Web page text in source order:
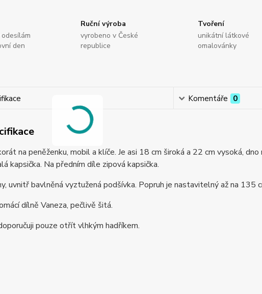
den
Ruční výroba
vyrobeno v České
republice
Tvoření
unikátní látkové
omalovánky
Komentáře 0
na peněženku, mobil a klíče. Je asi 18 cm široká a 22 cm vysoká, dno
kapsička. Na předním díle zipová kapsička.
uvnitř bavlněná vyztužená podšívka. Popruh je nastavitelný až na 135
dílně Vaneza, pečlivě šitá.
pouze otřít vlhkým hadříkem.